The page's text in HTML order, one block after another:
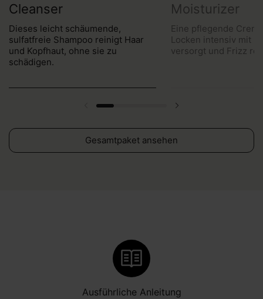
Cleanser
Dieses leicht schäumende,
sulfatfreie Shampoo reinigt Haar
und Kopfhaut, ohne sie zu
schädigen.
Moisturizer
Eine pflegende
Locken intensiv mit
versorgt und Frizz
Gesamtpaket ansehen
Ausführliche Anleitung